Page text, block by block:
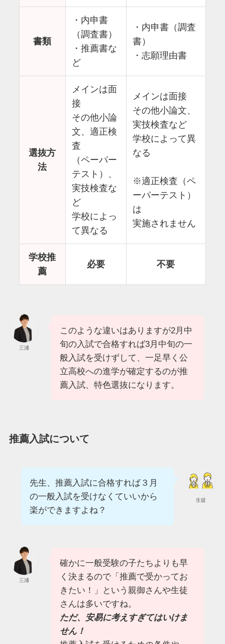
書類
・内申書
（調査書）
・推薦書な
ど
・内申書（調査
書）
・志願理由書
選抜方
法
メインは面
接
その他小論
文、適正検
査
（ペーパー
テスト）、
実技検査な
ど
学校によっ
て異なる
メインは面接
その他小論文、
実技検査など
学校によって異
なる
※適正検査（ペ
ーパーテスト）
は
実施されません
学校推
薦
必要 不要
三浦
このような違いはありますが2月中
旬の入試で合格すれば3月中旬の一
般入試を受けずして、一足早く公
立高校への進学が確定するのが推
薦入試、特色選抜になります。
推薦入試について
生徒
先生、推薦入試に合格すれば３月
の一般入試を受けなくていいから
楽ができますよね？
三浦
確かに一般受験の子たちよりも早
く決まるので「推薦で受かってお
きたい！」という親御さんや生徒
さんは多いですね。
ただ、安易に考えすぎてはいけま
せん！